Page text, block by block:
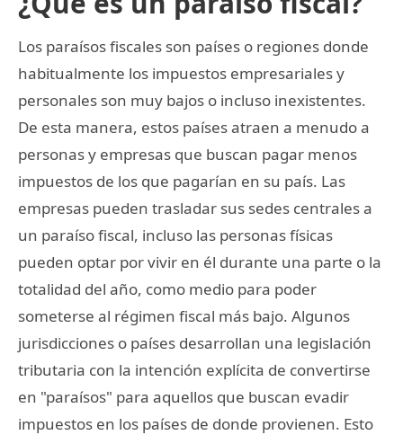
Los paraísos fiscales son países o regiones donde
habitualmente los impuestos empresariales y
personales son muy bajos o incluso inexistentes.
De esta manera, estos países atraen a menudo a
personas y empresas que buscan pagar menos
impuestos de los que pagarían en su país. Las
empresas pueden trasladar sus sedes centrales a
un paraíso fiscal, incluso las personas físicas
pueden optar por vivir en él durante una parte o la
totalidad del año, como medio para poder
someterse al régimen fiscal más bajo. Algunos
jurisdicciones o países desarrollan una legislación
tributaria con la intención explícita de convertirse
en "paraísos" para aquellos que buscan evadir
impuestos en los países de donde provienen. Esto